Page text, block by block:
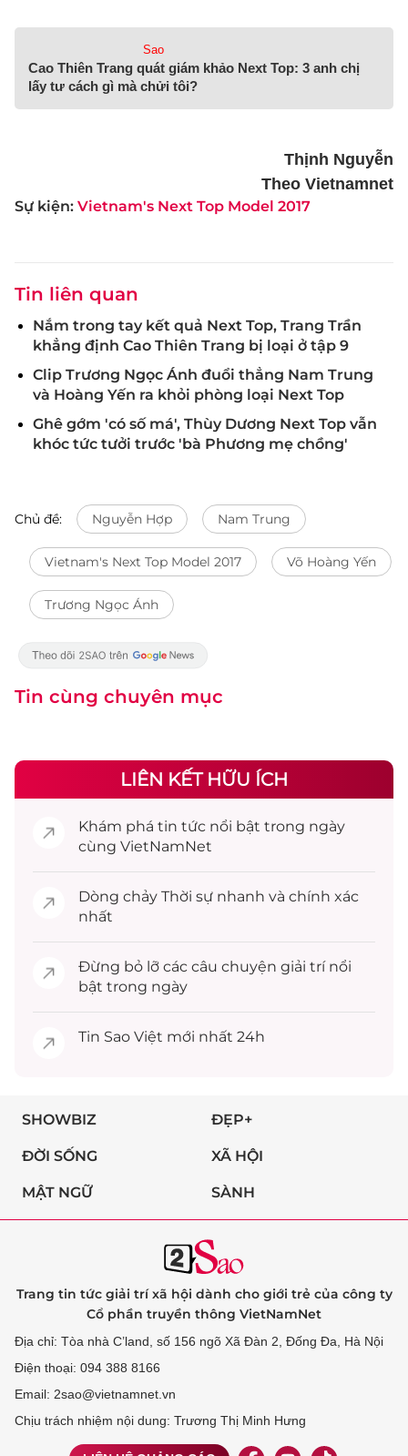
Sự kiện: Vietnam's Next Top Model 2017
Sao
Cao Thiên Trang quát giám khảo Next Top: 3 anh chị
lấy tư cách gì mà chửi tôi?
Thịnh Nguyễn
Theo Vietnamnet
Tin liên quan
Nắm trong tay kết quả Next Top, Trang Trần
khẳng định Cao Thiên Trang bị loại ở tập 9
Clip Trương Ngọc Ánh đuổi thẳng Nam Trung
và Hoàng Yến ra khỏi phòng loại Next Top
Ghê gớm 'có số má', Thùy Dương Next Top vẫn
khóc tức tưởi trước 'bà Phương mẹ chồng'
Chủ đề: Nguyễn Hợp Nam Trung
Vietnam's Next Top Model 2017 Võ Hoàng Yến
Trương Ngọc Ánh
Tin cùng chuyên mục
LIÊN KẾT HỮU ÍCH
Khám phá tin tức nổi bật trong ngày
cùng VietNamNet
Dòng chảy Thời sự nhanh và chính xác
nhất
Đừng bỏ lỡ các câu chuyện giải trínổi
bật trong ngày
Tin Sao Việt mới nhất 24h
SHOWBIZ ĐẸP+
ĐỜI SỐNG XÃ HỘI
MẬT NGỮ SÀNH
Trang tin tức giải trí xã hội dành cho giới trẻ của công ty
Cổ phần truyền thông VietNamNet
Địa chỉ: Tòa nhà C’land, số 156 ngõ Xã Đàn 2, Đống Đa, Hà Nội
Điện thoại: 094 388 8166
Email: 2sao@vietnamnet.vn
Chịu trách nhiệm nội dung: Trương Thị Minh Hưng